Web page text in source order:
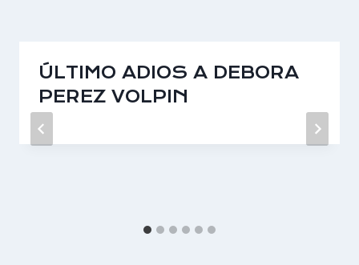
ÚLTIMO ADIOS A DEBORA
PEREZ VOLPIN